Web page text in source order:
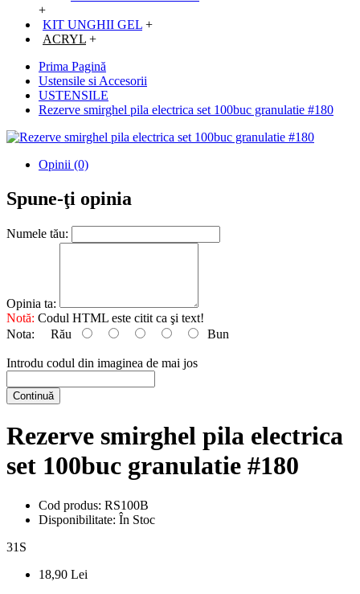
+
KIT UNGHII GEL +
ACRYL +
Prima Pagină
Ustensile si Accesorii
USTENSILE
Rezerve smirghel pila electrica set 100buc granulatie #180
Opinii (0)
Spune-ţi opinia
Numele tău:
Opinia ta:
Notă: Codul HTML este citit ca şi text!
Nota: Rău Bun
Introdu codul din imaginea de mai jos
Continuă
Rezerve smirghel pila electrica
set 100buc granulatie #180
Cod produs: RS100B
Disponibilitate: În Stoc
31 S
18,90 Lei